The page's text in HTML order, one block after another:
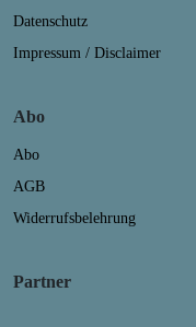
Datenschutz
Impressum / Disclaimer
Abo
Abo
AGB
Widerrufsbelehrung
Partner